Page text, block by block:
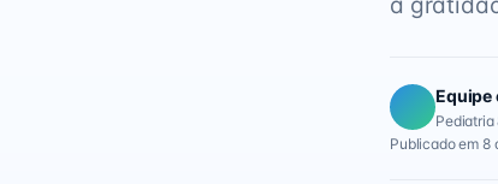
Equipe
Publicado em 8